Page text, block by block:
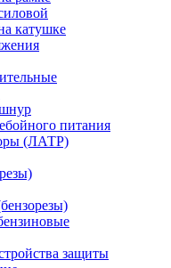
катушке
питания
(ЛАТР)
защиты